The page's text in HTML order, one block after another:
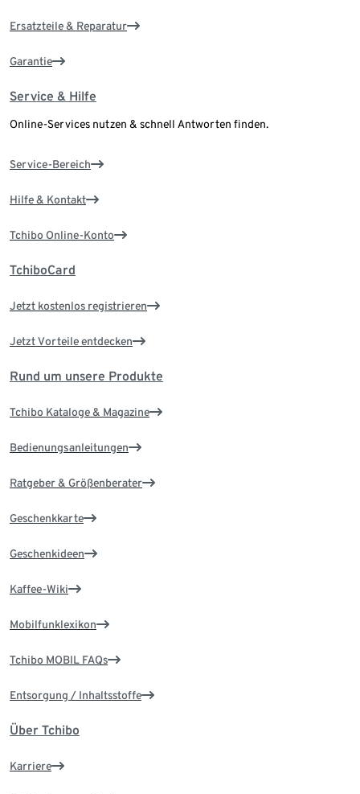
Ersatzteile & Reparatur
Garantie
Service & Hilfe
Online-Services nutzen & schnell Antworten finden.
Service-Bereich
Hilfe & Kontakt
Tchibo Online-Konto
TchiboCard
Jetzt kostenlos registrieren
Jetzt Vorteile entdecken
Rund um unsere Produkte
Tchibo Kataloge & Magazine
Bedienungsanleitungen
Ratgeber & Größenberater
Geschenkkarte
Geschenkideen
Kaffee-Wiki
Mobilfunklexikon
Tchibo MOBIL FAQs
Entsorgung / Inhaltsstoffe
Über Tchibo
Karriere